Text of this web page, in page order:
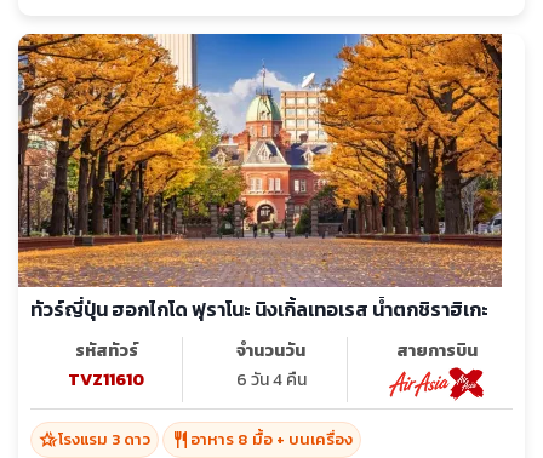
ทัวร์ญี่ปุ่น ฮอกไกโด ฟุราโนะ นิงเกิ้ลเทอเรส น้ำตกชิราฮิเกะ
รหัสทัวร์
TVZ11610
จำนวนวัน
6 วัน 4 คืน
สายการบิน
hotel_classโรงแรม 3 ดาว restaurant อาหาร 8 มื้อ + บนเครื่อง